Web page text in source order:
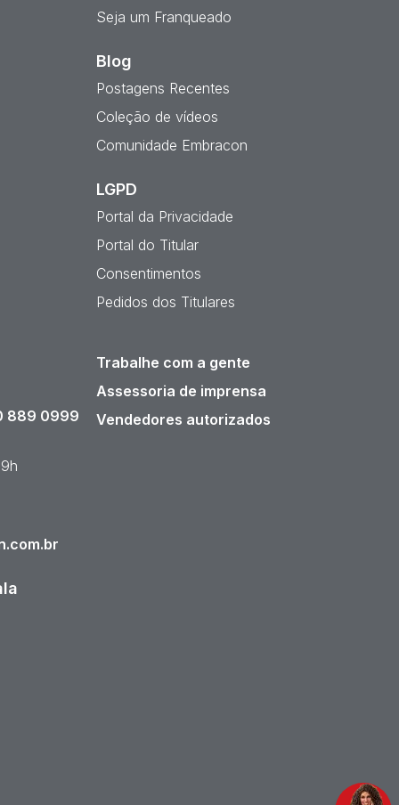
Seja um Franqueado
Blog
Postagens Recentes
Coleção de vídeos
Comunidade Embracon
LGPD
Portal da Privacidade
Portal do Titular
Consentimentos
Pedidos dos Titulares
889 0999
Trabalhe com a gente
Assessoria de imprensa
Vendedores autorizados